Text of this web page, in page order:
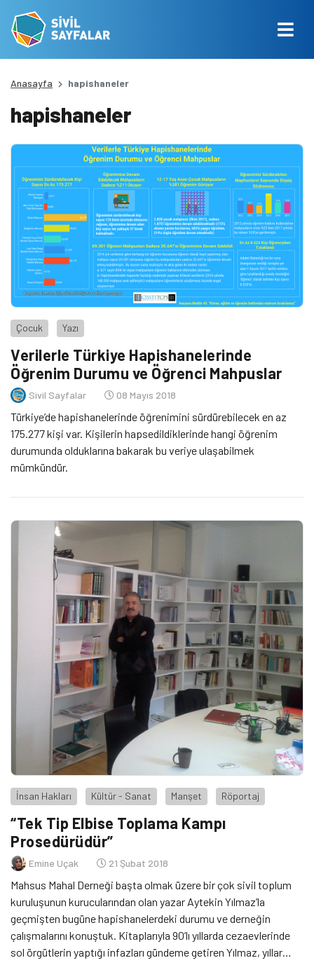
Anasayfa hapishaneler
hapishaneler
Çocuk Yazı
Verilerle Türkiye Hapishanelerinde
Öğrenim Durumu ve Öğrenci Mahpuslar
Sivil Sayfalar 08 Mayıs 2018
Türkiye’de hapishanelerinde öğrenimini sürdürebilecek en az
175.277 kişi var. Kişilerin hapsedildiklerinde hangi öğrenim
durumunda olduklarına bakarak bu veriye ulaşabilmek
mümkündür.
İnsan Hakları Kültür - Sanat Manşet Röportaj
“Tek Tip Elbise Toplama Kampı
Prosedürüdür”
Emine Uçak 21 Şubat 2018
Mahsus Mahal Derneği başta olmak üzere bir çok sivil toplum
kuruluşunun kurucularından olan yazar Aytekin Yılmaz’la
geçmişten bugüne hapishanelerdeki durumu ve derneğin
çalışmalarını konuştuk. Kitaplarıyla 90’lı yıllarda cezaevlerinde
sol örgütlerin yaptığı infazları gündeme getiren Yılmaz, yıllar